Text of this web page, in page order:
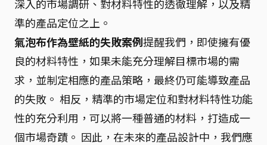
深入的市場調研、對材料特性的透徹理解，以及精
準的產品定位之上。
氣泡布作為壁紙的失敗案例提醒我們，即使擁有優
良的材料特性，如果未能充分理解目標市場的需
求，並制定相應的產品策略，最終仍可能導致產品
的失敗。 相反，精準的市場定位和對材料特性功能
性的充分利用，可以將一種普通的材料，打造成一
個市場奇蹟。 因此，在未來的產品設計中，我們應